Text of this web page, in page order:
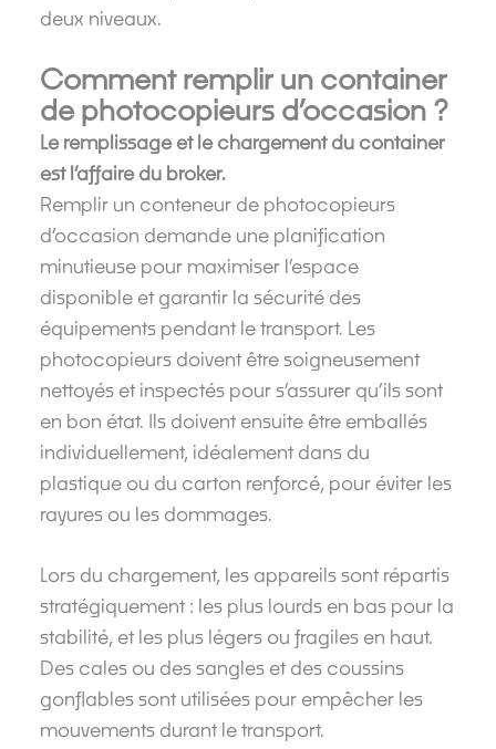
deux niveaux.
Comment remplir un container
de photocopieurs d’occasion ?
Le remplissage et le chargement du container
est l’affaire du broker.
Remplir un conteneur de photocopieurs
d’occasion demande une planification
minutieuse pour maximiser l’espace
disponible et garantir la sécurité des
équipements pendant le transport. Les
photocopieurs doivent être soigneusement
nettoyés et inspectés pour s’assurer qu’ils sont
en bon état. Ils doivent ensuite être emballés
individuellement, idéalement dans du
plastique ou du carton renforcé, pour éviter les
rayures ou les dommages.
Lors du chargement, les appareils sont répartis
stratégiquement : les plus lourds en bas pour la
stabilité, et les plus légers ou fragiles en haut.
Des cales ou des sangles et des coussins
gonflables sont utilisées pour empêcher les
mouvements durant le transport.